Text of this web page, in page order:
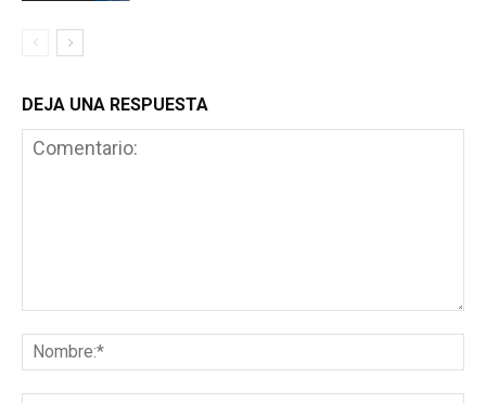
DEJA UNA RESPUESTA